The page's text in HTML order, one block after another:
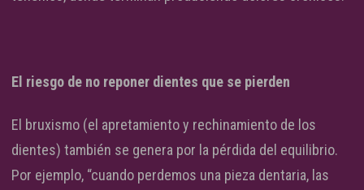
El riesgo de no reponer dientes que se pierden
El bruxismo (el apretamiento y rechinamiento de los
dientes) también se genera por la pérdida del equilibrio.
Por ejemplo, “cuando perdemos una pieza dentaria, las